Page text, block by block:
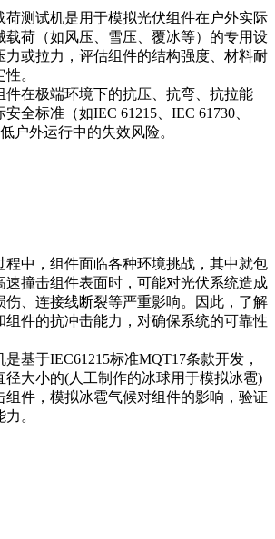
荷测试机是用于模拟光伏组件在户外实际
载荷（如风压、雪压、覆冰等）的专用设
力或拉力，评估组件的结构强度、材料耐
。
件在极端环境下的抗压、抗弯、抗拉能
全标准（如IEC 61215、IEC 61730、
户外运行中的失效风险。
程中，组件面临各种环境挑战，其中就包
速撞击组件表面时，可能对光伏系统造成
伤、连接线断裂等严重影响。因此，了解
组件的抗冲击能力，对确保系统的可靠性
基于IEC61215标准MQT17条款开发，
径大小的(人工制作的冰球用于模拟冰雹)
组件，模拟冰雹气候对组件的影响，验证
。